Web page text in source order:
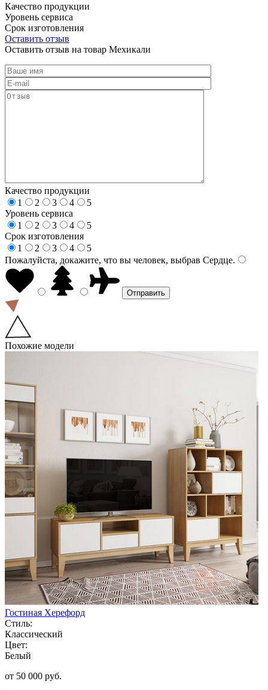
Качество продукции
Уровень сервиса
Срок изготовления
Оставить отзыв
Оставить отзыв на товар Мехикали
Качество продукции
1
2 3 4
5
Уровень сервиса
1
2 3 4
5
Срок изготовления
1
2 3 4
5
Пожалуйста, докажите, что вы человек, выбрав Сердце.
Похожие модели
Гостиная Херефорд
Стиль:
Классический
Цвет:
Белый
от 50 000 руб.